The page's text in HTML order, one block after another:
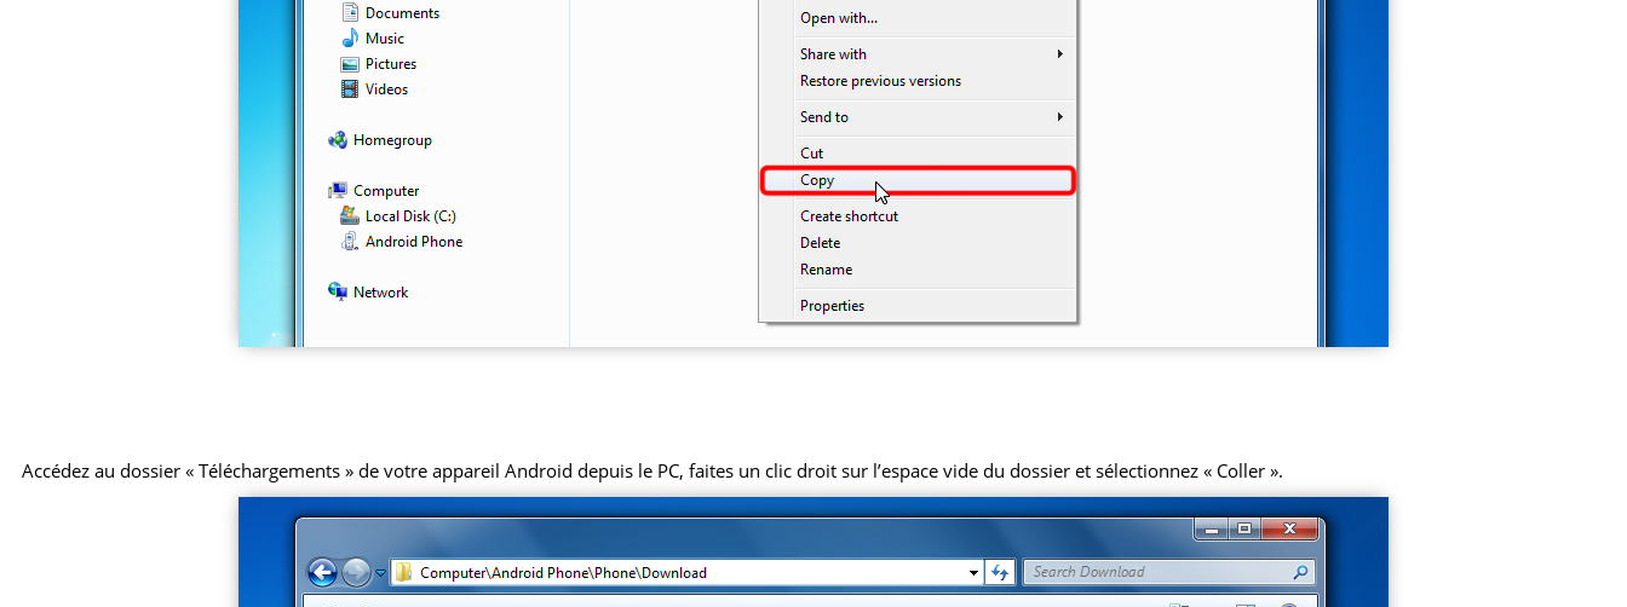
Accédez au dossier « Téléchargements » de votre appareil Android depuis le PC, faites un clic droit sur l’espace vide du dossier et sélectionnez « Coller ».